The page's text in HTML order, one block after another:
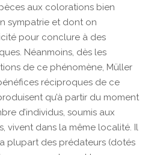
aux colorations bien
sympatrie et dont on
pour conclure à des
Néanmoins, dès les
de ce phénomène, Müller
réciproques de ce
qu’à partir du moment
d’individus, soumis aux
vivent dans la même localité. Il
plupart des prédateurs (dotés